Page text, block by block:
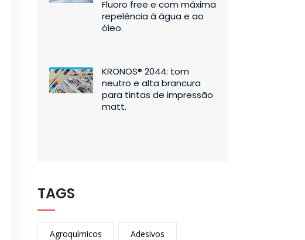
Fluoro free e com máxima
repelência à água e ao
óleo.
KRONOS® 2044: tom
neutro e alta brancura
para tintas de impressão
matt.
TAGS
Agroquímicos Adesivos